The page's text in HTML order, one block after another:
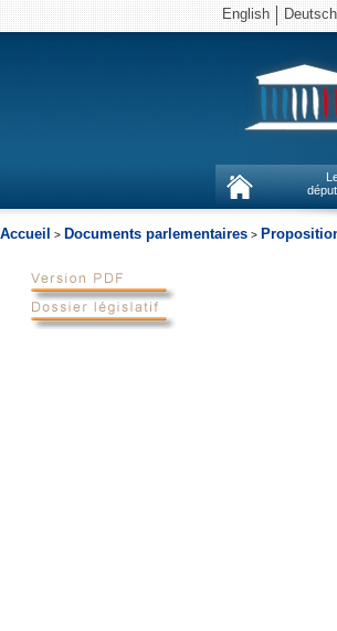
English Deutsch
Accueil > Documents parlementaires >